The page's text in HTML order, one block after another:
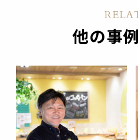
他の事